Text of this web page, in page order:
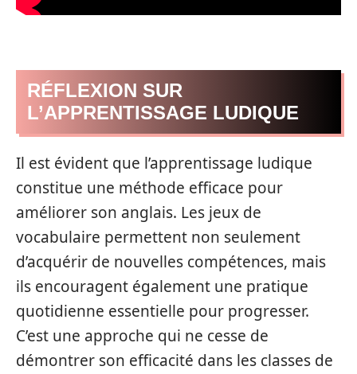
RÉFLEXION SUR
L’APPRENTISSAGE LUDIQUE
Il est évident que l’apprentissage ludique
constitue une méthode efficace pour
améliorer son anglais. Les jeux de
vocabulaire permettent non seulement
d’acquérir de nouvelles compétences, mais
ils encouragent également une pratique
quotidienne essentielle pour progresser.
C’est une approche qui ne cesse de
démontrer son efficacité dans les classes de